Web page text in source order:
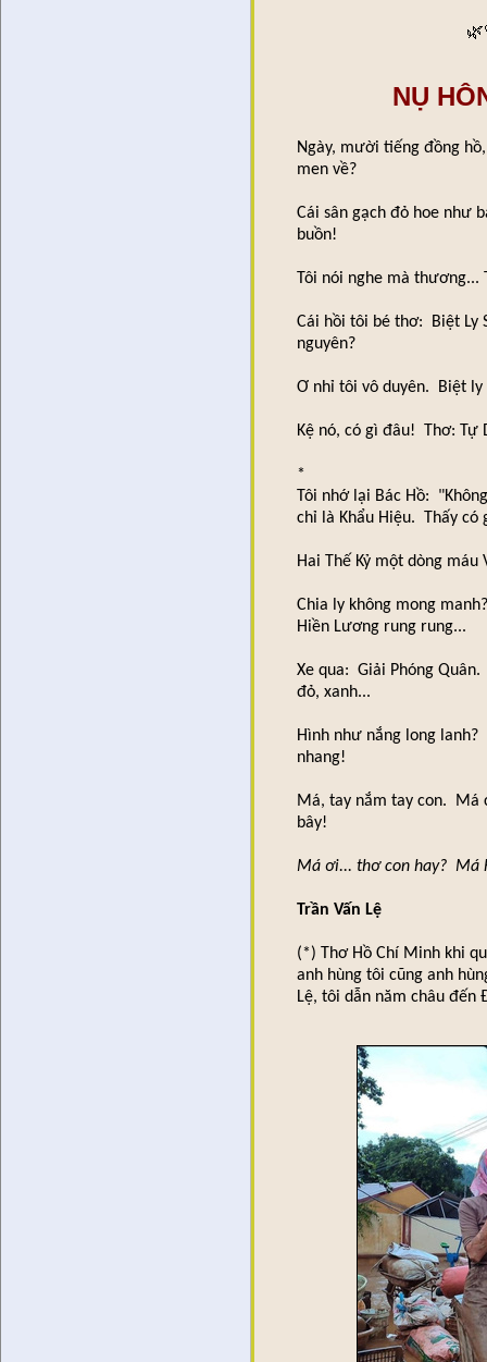
NỤ
Ngày, mười tiếng đồng
men về?
Cái sân gạch đỏ hoe như
buồn!
Tôi nói nghe mà
Cái hồi tôi bé thơ: Biệt Ly
nguyên?
Ơ nhỉ tôi vô duyên. Biệt
Kệ nó, có gì đâu! Thơ: Tự
*
Tôi nhớ lại Bác Hồ:
chỉ là Khẩu Hiệu. Thấy
Hai Thế Kỷ một dòng
Chia ly không mong
Hiền Lương rung rung...
Xe qua: Giải Phóng
đỏ, xanh...
Hình như nắng long
nhang!
Má, tay nắm tay con. Má
bây!
Má ơi... thơ con hay? Má
Trần Vấn Lệ
(*) Thơ Hồ Chí Minh khi
anh hùng tôi cũng anh
Lệ, tôi dẫn năm châu đến